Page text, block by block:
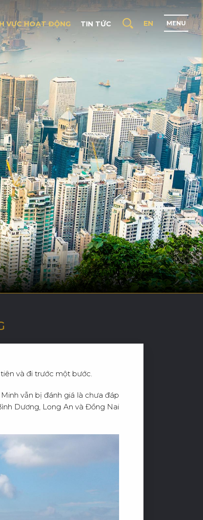
CHỦ
THIỆU
T ĐỘ
VỰC HOẠT ĐỘNG TIN TỨC EN MENU
và đi trước một bước.
vẫn bị đánh giá là chưa đáp
Dương, Long An và Đồng Nai